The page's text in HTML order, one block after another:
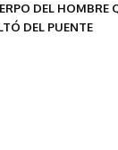
DEL HOMBRE
DEL PUENTE